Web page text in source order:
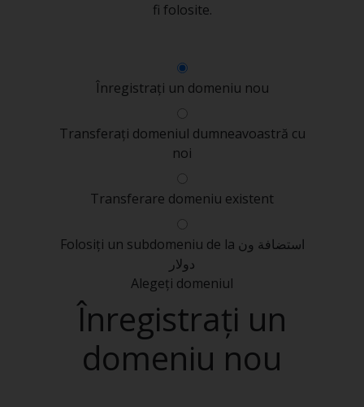
fi folosite.
Înregistrați un domeniu nou
Transferați domeniul dumneavoastră cu
noi
Transferare domeniu existent
Folosiți un subdomeniu de la استضافة ون
دولار
Alegeți domeniul
Înregistrați un
domeniu nou